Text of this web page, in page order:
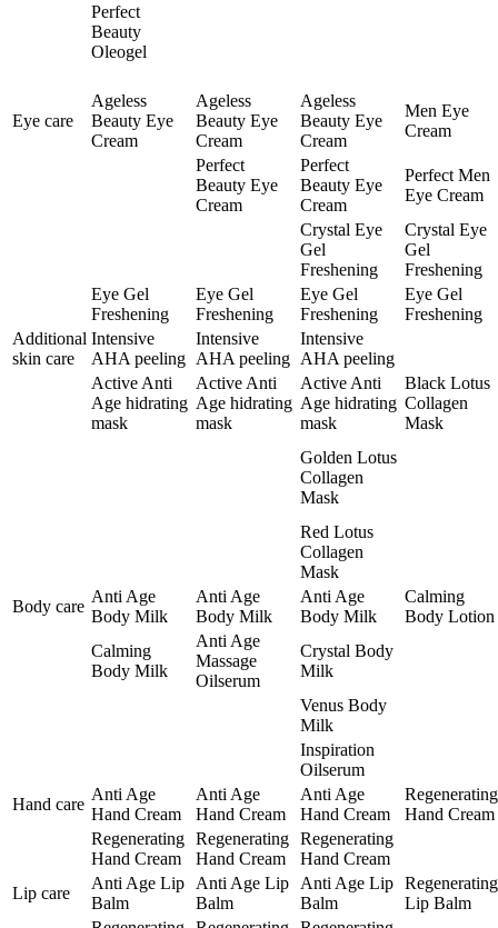
Perfect
Beauty
Oleogel
Eye care
Ageless
Beauty Eye
Cream
Ageless
Beauty Eye
Cream
Ageless
Beauty Eye
Cream
Men Eye
Cream
Perfect
Beauty Eye
Cream
Perfect
Beauty Eye
Cream
Perfect Men
Eye Cream
Crystal Eye
Gel
Freshening
Crystal Eye
Gel
Freshening
Eye Gel
Freshening
Eye Gel
Freshening
Eye Gel
Freshening
Eye Gel
Freshening
Additional
skin care
Intensive
AHA peeling
Intensive
AHA peeling
Intensive
AHA peeling
Active Anti
Age hidrating
mask
Active Anti
Age hidrating
mask
Active Anti
Age hidrating
mask
Black Lotus
Collagen
Mask
Golden Lotus
Collagen
Mask
Red Lotus
Collagen
Mask
Body care
Anti Age
Body Milk
Anti Age
Body Milk
Anti Age
Body Milk
Calming
Body Lotion
Calming
Body Milk
Anti Age
Massage
Oilserum
Crystal Body
Milk
Venus Body
Milk
Inspiration
Oilserum
Hand care
Anti Age
Hand Cream
Anti Age
Hand Cream
Anti Age
Hand Cream
Regenerating
Hand Cream
Regenerating
Hand Cream
Regenerating
Hand Cream
Regenerating
Hand Cream
Lip care
Anti Age Lip
Balm
Anti Age Lip
Balm
Anti Age Lip
Balm
Regenerating
Lip Balm